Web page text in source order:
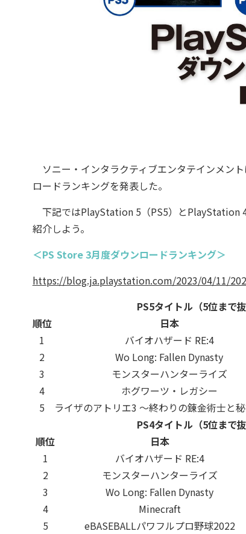
ソニー・インタラクティブエンタテインメン
ロードランキングを発表した。
下記ではPlayStation 5（PS5）とPlayStation
紹介しよう。
＜PS Store 3月度ダウンロードランキング＞
https://blog.ja.playstation.com/2023/04/11/
PS5タイトル（5位まで抜
順位
日本
1
バイオハザード RE:4
2
Wo Long: Fallen Dynasty
3
モンスターハンターライズ
4
ホグワーツ・レガシー
5
ライザのアトリエ3 ～終わりの錬金術士と
PS4タイトル（5位まで抜
順位
日本
1
バイオハザード RE:4
2
モンスターハンターライズ
3
Wo Long: Fallen Dynasty
4
Minecraft
5
eBASEBALLパワフルプロ野球2022